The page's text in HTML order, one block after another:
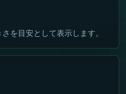
を目安として表示します。